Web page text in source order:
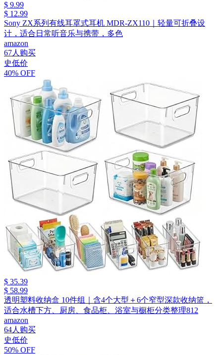
$ 9.99
$ 12.99
Sony ZX系列有线耳罩式耳机 MDR-ZX110｜轻量可折叠设
计，适合日常听音乐与携带，多色
amazon
67人购买
史低价
40% OFF
$ 35.39
$ 58.99
透明塑料收纳盒 10件组｜含4个大型＋6个窄型深款收纳篮，
适合水槽下方、厨房、食品柜、浴室与橱柜分类整理812
amazon
64人购买
史低价
50% OFF